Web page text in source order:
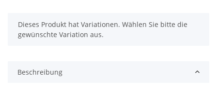
x
Dieses Produkt hat Variationen. Wählen Sie bitte die
gewünschte Variation aus.
Beschreibung